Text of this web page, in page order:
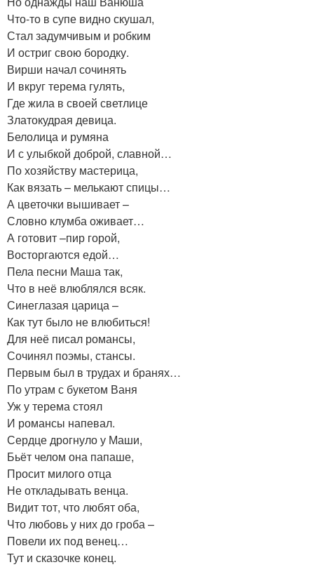
Что-то в супе видно скушал,
Стал задумчивым и робким
И остриг свою бородку.
Вирши начал сочинять
И вкруг терема гулять,
Где жила в своей светлице
Златокудрая девица.
Белолица и румяна
И с улыбкой доброй, славной…
По хозяйству мастерица,
Как вязать – мелькают спицы…
А цветочки вышивает –
Словно клумба оживает…
А готовит –пир горой,
Восторгаются едой…
Пела песни Маша так,
Что в неё влюблялся всяк.
Синеглазая царица –
Как тут было не влюбиться!
Для неё писал романсы,
Сочинял поэмы, стансы.
Первым был в трудах и бранях…
По утрам с букетом Ваня
Уж у терема стоял
И романсы напевал.
Сердце дрогнуло у Маши,
Бьёт челом она папаше,
Просит милого отца
Не откладывать венца.
Видит тот, что любят оба,
Что любовь у них до гроба –
Повели их под венец…
Тут и сказочке конец.